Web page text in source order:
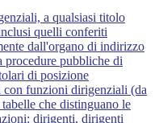
a qualsiasi titolo
quelli conferiti
dall'organo di indirizzo
procedure pubbliche di
di posizione
con funzioni dirigenziali (da
che distinguano le
dirigenti, dirigenti